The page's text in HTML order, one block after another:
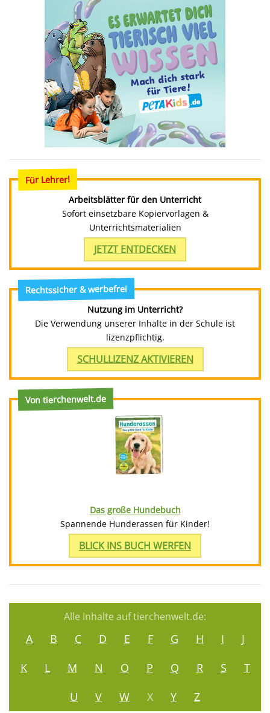
Für Lehrer!
Arbeitsblätter für den Unterricht
Sofort einsetzbare Kopiervorlagen &
Unterrichtsmaterialien
JETZT ENTDECKEN
Rechtssicher & werbefrei
Nutzung im Unterricht?
Die Verwendung unserer Inhalte in der Schule ist
lizenzpflichtig.
SCHULLIZENZ AKTIVIEREN
Von tierchenwelt.de
Das große Hundebuch
Spannende Hunderassen für Kinder!
BLICK INS BUCH WERFEN
Alle Inhalte auf tierchenwelt.de:
A B C D E F G H I
J
K
L M N O P Q R S
T
U
V W X Y Z